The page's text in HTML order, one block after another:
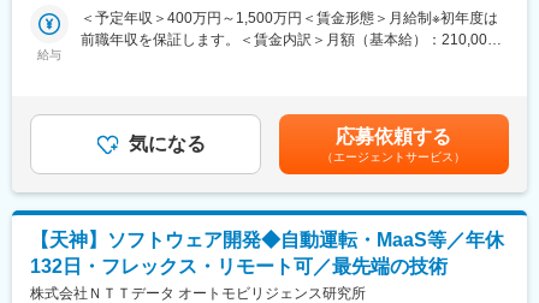
受託開発事業、コンテンツプロパティ事業を通じて、社内外にか
かわらず、技術社員の働く機会、叶えたいキャリアの形成を行っ
います。
2014年上場以来、社員数の増加と共に、業績面においても着実な
成長を遂げており、近い将来、東証プライム市場への上場を目指
ることで、技術社員のトラックレコードの充実を図ることができ
ます。
変更の範囲：会社の定める業務
Android Autoの認証対応も含め、国内自動車メーカーやTier1から
「任せれば動く」と信頼を得ています。
ウェア開発、接続機能の設計・実装・検証まで実力に応じて幅広
く担当。プロジェクトはすべて受託であり、自社内開発100％。
常駐や派遣要員として“人を出す”ことは一切ありません。任された
ブライソンは、少数精鋭で「任された範囲を最後までやり切る」
開発を続け、顧客からの信頼を積み重ねてきました。
今後さらに成果と生産性を高めるため、優秀なエンジニアを迎え
給与
＜予定年収＞400万円～1,500万円＜賃金形態＞月給制※初年度は
前職年収を保証します。＜賃金内訳＞月額（基本給）：210,000
円～170,000円(月40～70時間)を含む ※相当時間を超過した場合
は追加で時間外手当を支給・賞与実績：年2回(6月/12月)＋決算賞
与(業績/評価連動)※決算賞与/14期中13期支給賃金はあくまでも目
安の金額であり、選考を通じて上下する可能性があります。月給
(月額)は固定手当を含めた表記です。
気になる 応募依頼する
（エージェントサービス）
【天神】ソフトウェア開発◆自動運転・MaaS等／年休
132日・フレックス・リモート可／最先端の技術
株式会社ＮＴＴデータ オートモビリジェンス研究所